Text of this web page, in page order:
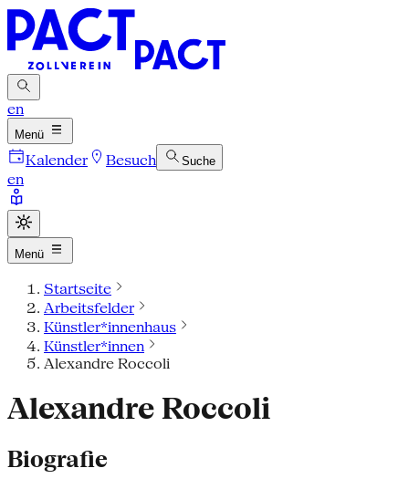
en
Menü
Kalender Besuch Suche
en
Menü
Startseite
Arbeitsfelder
Künstler*innenhaus
Künstler*innen
Alexandre Roccoli
Alexandre Roccoli
Biografie